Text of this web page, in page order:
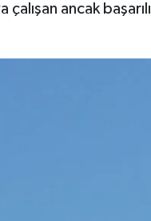
ancak başarılı